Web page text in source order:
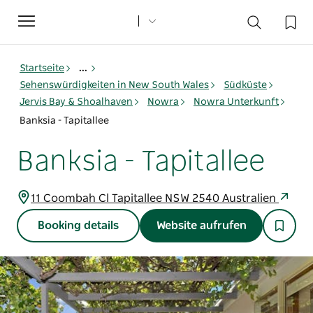
Toggle
navigation
Startseite
...
Sehenswürdigkeiten in New South Wales
Südküste
Jervis Bay & Shoalhaven
Nowra
Nowra Unterkunft
Banksia - Tapitallee
Banksia - Tapitallee
11 Coombah Cl Tapitallee NSW 2540 Australien
Booking details Website aufrufen